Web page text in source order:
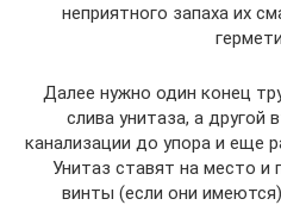
неприятного запаха их
Далее нужно один конец
слива унитаза, а другой
канализации до упора и еще
Унитаз ставят на место и
винты (если они